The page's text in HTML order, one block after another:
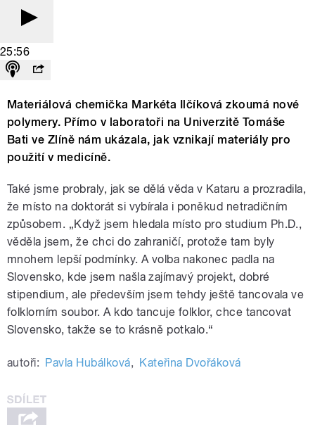
25:56
Materiálová chemička Markéta Ilčíková zkoumá nové
polymery. Přímo v laboratoři na Univerzitě Tomáše
Bati ve Zlíně nám ukázala, jak vznikají materiály pro
použití v medicíně.
Také jsme probraly, jak se dělá věda v Kataru a prozradila,
že místo na doktorát si vybírala i poněkud netradičním
způsobem. „Když jsem hledala místo pro studium Ph.D.,
věděla jsem, že chci do zahraničí, protože tam byly
mnohem lepší podmínky. A volba nakonec padla na
Slovensko, kde jsem našla zajímavý projekt, dobré
stipendium, ale především jsem tehdy ještě tancovala ve
folklorním soubor. A kdo tancuje folklor, chce tancovat
Slovensko, takže se to krásně potkalo.“
autoři: Pavla Hubálková, Kateřina Dvořáková